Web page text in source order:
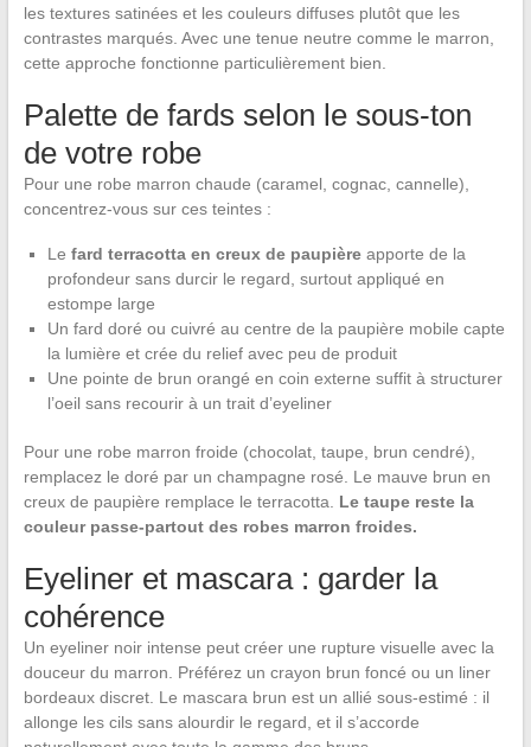
les textures satinées et les couleurs diffuses plutôt que les
contrastes marqués. Avec une tenue neutre comme le marron,
cette approche fonctionne particulièrement bien.
Palette de fards selon le sous-ton
de votre robe
Pour une robe marron chaude (caramel, cognac, cannelle),
concentrez-vous sur ces teintes :
Le fard terracotta en creux de paupièreapporte de la
profondeur sans durcir le regard, surtout appliqué en
estompe large
Un fard doré ou cuivré au centre de la paupière mobile capte
la lumière et crée du relief avec peu de produit
Une pointe de brun orangé en coin externe suffit à structurer
l’oeil sans recourir à un trait d’eyeliner
Pour une robe marron froide (chocolat, taupe, brun cendré),
remplacez le doré par un champagne rosé. Le mauve brun en
creux de paupière remplace le terracotta. Le taupe reste la
couleur passe-partout des robes marron froides.
Eyeliner et mascara : garder la
cohérence
Un eyeliner noir intense peut créer une rupture visuelle avec la
douceur du marron. Préférez un crayon brun foncé ou un liner
bordeaux discret. Le mascara brun est un allié sous-estimé : il
allonge les cils sans alourdir le regard, et il s’accorde